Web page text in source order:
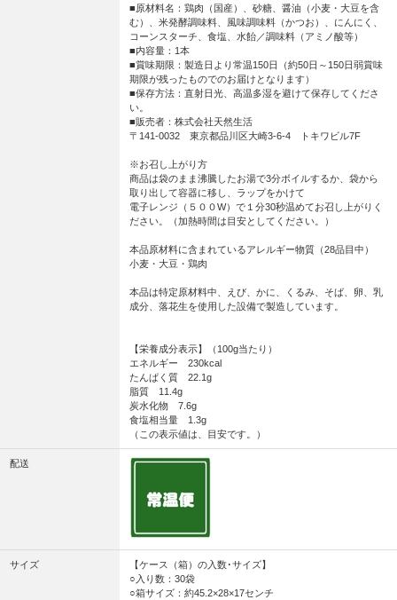
■原材料名：鶏肉（国産）、砂糖、醤油（小麦・大豆を含
む）、米発酵調味料、風味調味料（かつお）、にんにく、
コーンスターチ、食塩、水飴／調味料（アミノ酸等）
■内容量：1本
■賞味期限：製造日より常温150日（約50日～150日弱賞味
期限が残ったものでのお届けとなります）
■保存方法：直射日光、高温多湿を避けて保存してくださ
い。
■販売者：株式会社天然生活
〒141-0032 東京都品川区大崎3-6-4 トキワビル7F
※お召し上がり方
商品は袋のまま沸騰したお湯で3分ボイルするか、袋から
取り出して容器に移し、ラップをかけて
電子レンジ（５００W）で１分30秒温めてお召し上がりく
ださい。（加熱時間は目安としてください。）
本品原材料に含まれているアレルギー物質（28品目中）
小麦・大豆・鶏肉
本品は特定原材料中、えび、かに、くるみ、そば、卵、乳
成分、落花生を使用した設備で製造しています。
【栄養成分表示】（100g当たり）
エネルギー 230kcal
たんぱく質 22.1g
脂質 11.4g
炭水化物 7.6g
食塩相当量 1.3g
（この表示値は、目安です。）
配送
サイズ
【ケース（箱）の入数･サイズ】
○入り数：30袋
○箱サイズ：約45.2×28×17センチ